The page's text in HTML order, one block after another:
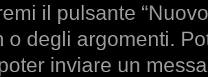
il pulsante
o degli argomenti.
inviare un